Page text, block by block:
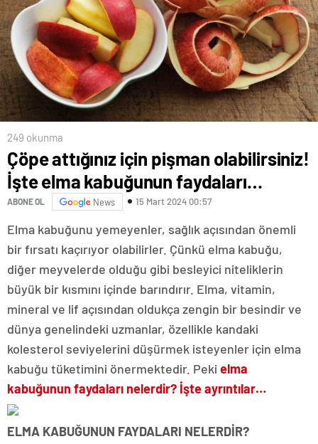
249 okunma
Çöpe attığınız için pişman olabilirsiniz!
İşte elma kabuğunun faydaları…
ABONE OL News 15 Mart 2024 00:57
Elma kabuğunu yemeyenler, sağlık açısından önemli
bir fırsatı kaçırıyor olabilirler. Çünkü elma kabuğu,
diğer meyvelerde olduğu gibi besleyici niteliklerin
büyük bir kısmını içinde barındırır. Elma, vitamin,
mineral ve lif açısından oldukça zengin bir besindir ve
dünya genelindeki uzmanlar, özellikle kandaki
kolesterol seviyelerini düşürmek isteyenler için elma
kabuğu tüketimini önermektedir. Peki elma
kabuğunun faydaları nelerdir? İşte ayrıntılar…
ELMA KABUĞUNUN FAYDALARI NELERDİR?